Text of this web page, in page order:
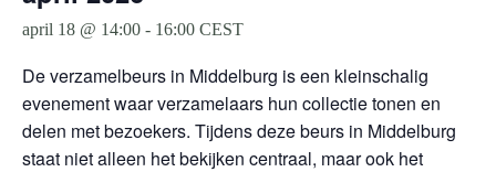
april 18 @ 14:00 - 16:00 CEST
De verzamelbeurs in Middelburg is een kleinschalig
evenement waar verzamelaars hun collectie tonen en
delen met bezoekers. Tijdens deze beurs in Middelburg
staat niet alleen het bekijken centraal, maar ook het